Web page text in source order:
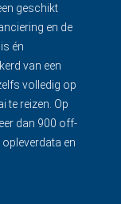
geschikt
en de
én
van een
volledig op
te reizen. Op
dan 900 off-
en